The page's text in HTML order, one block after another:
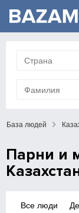
База людей
Парни и
Все люди